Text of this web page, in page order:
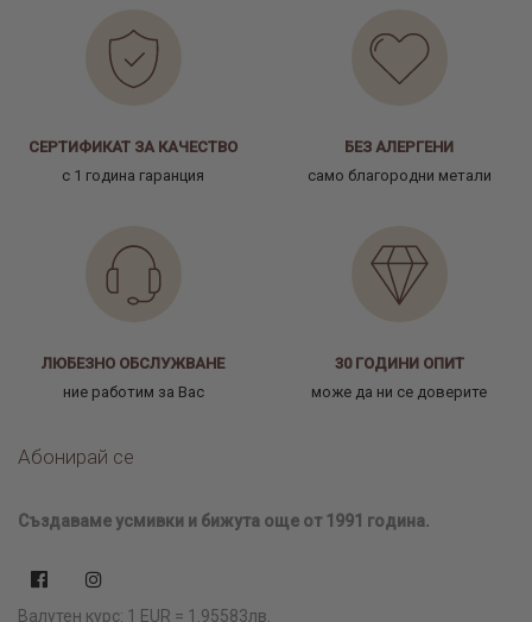
СЕРТИФИКАТ ЗА КАЧЕСТВО
с 1 година гаранция
БЕЗ АЛЕРГЕНИ
само благородни метали
ЛЮБЕЗНО ОБСЛУЖВАНЕ
ние работим за Вас
30 ГОДИНИ ОПИТ
може да ни се доверите
Абонирай се
Създаваме усмивки и бижута още от 1991 година.
Валутен курс: 1 EUR = 1.95583лв.